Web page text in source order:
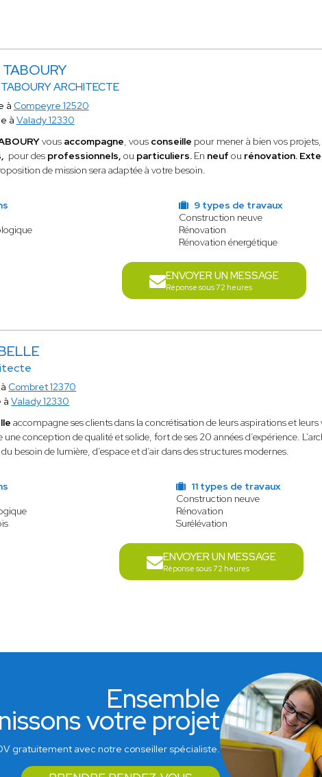
ARCHITECTE
à Compeyre 12520
à Valady 12330
vous accompagne, vous conseille pour mener à bien vos
pourdes professionnels, ou particuliers. En neuf ou rénovation.
de mission sera adaptée à votre besoin.
9 types de travaux
Construction neuve
Rénovation
Rénovation énergétique
ENVOYER UN MESSAGE
Réponse sous 72 heures
Combret 12370
àValady 12330
accompagne ses clients dans la concrétisation de leurs aspirations et leurs
une conception de qualité et solide, fort de ses 20 années d’expérience.
besoin de lumière, d’espace et d’air dans des structures modernes.
11 types de travaux
Construction neuve
Rénovation
Surélévation
ENVOYER UN MESSAGE
Réponse sous 72 heures
Ensemble
votre projet
gratuitement avec notre conseiller spécialiste.